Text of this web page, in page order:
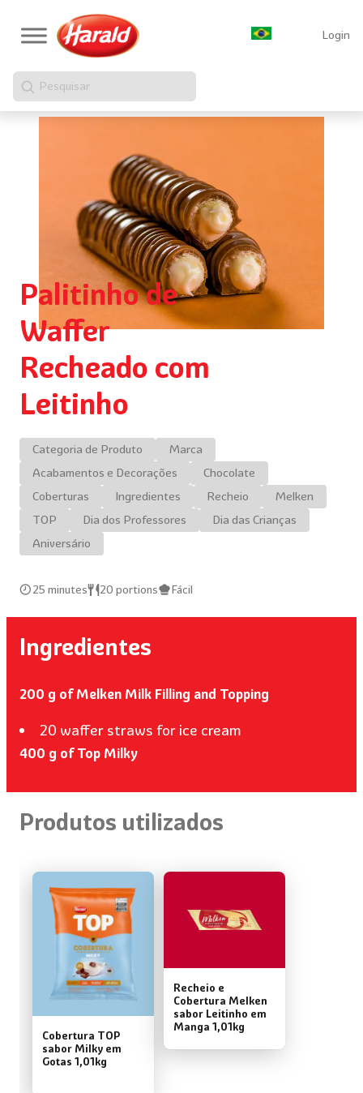
Login
Pesquisar
Palitinho de
Waffer
Recheado com
Leitinho
Categoria de Produto
Marca
Acabamentos e Decorações
Chocolate
Coberturas
Ingredientes Recheio
Melken
TOP
Dia dos Professores
Dia das Crianças
Aniversário
25 minutes 20 portions Fácil
Ingredientes
200 g of Melken Milk Filling and Topping
20 waffer straws for ice cream
400 g of Top Milky
Produtos utilizados
Cobertura TOP
sabor Milky em
Gotas 1,01kg
Recheio e
Cobertura Melken
sabor Leitinho em
Manga 1,01kg